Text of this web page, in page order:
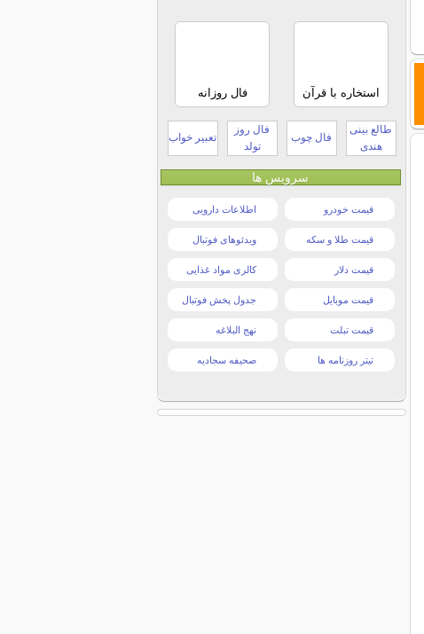
استخاره با قرآن فال روزانه
طالع بینی
هندی
فال چوب
فال روز
تولد
تعبیر خواب
سرویس ها
قیمت خودرو اطلاعات دارویی
قیمت طلا و سکه ویدئوهای فوتبال
قیمت دلار کالری مواد غذایی
قیمت موبایل جدول پخش فوتبال
قیمت تبلت نهج البلاغه
تیتر روزنامه ها صحیفه سجادیه